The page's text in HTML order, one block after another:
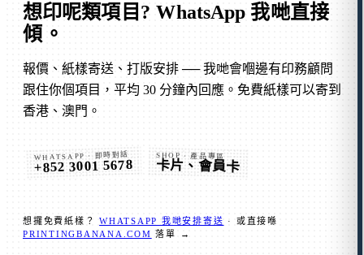
想印呢類項目? WhatsApp 我哋直接
傾 。
報價、紙樣寄送、打版安排 ── 我哋會嗰邊有印務顧問
跟住你個項目，平均 30 分鐘內回應。免費紙樣可以寄到
香港、澳門。
WHATSAPP · 即時對話
+852 3001 5678
SHOP · 產品專區
卡片、會員卡
想攞免費紙樣？WHATSAPP 我哋安排寄送 · 或直接喺
PRINTINGBANANA.COM 落單 →